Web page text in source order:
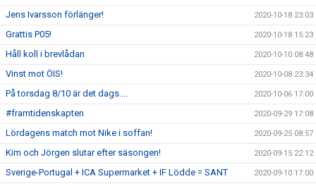
Jens Ivarsson förlänger! 2020-10-18 23:03
Grattis P05! 2020-10-18 15:23
Håll koll i brevlådan 2020-10-10 08:48
Vinst mot ÖIS! 2020-10-08 23:34
På torsdag 8/10 är det dags.... 2020-10-06 17:00
#framtidenskapten 2020-09-29 17:08
Lördagens match mot Nike i soffan! 2020-09-25 08:57
Kim och Jörgen slutar efter säsongen! 2020-09-15 22:12
Sverige-Portugal + ICA Supermarket + IF Lödde = SANT 2020-09-10 17:00